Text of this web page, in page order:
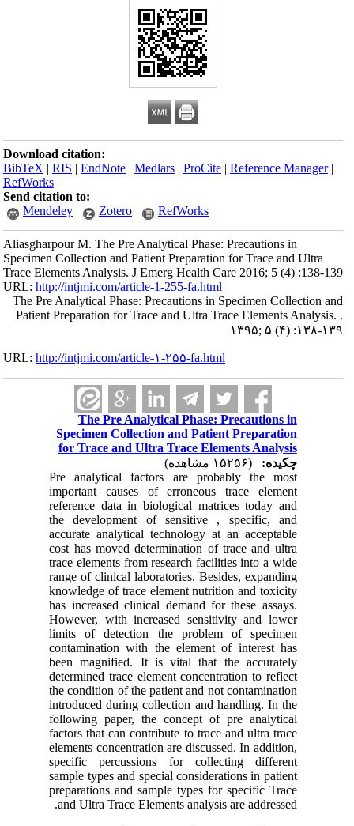
Download citation:
BibTeX |RIS |EndNote |Medlars |ProCite |Reference Manager
RefWorks
Send citation to:
Mendeley
Zotero RefWorks
Aliasgharpour M. The Pre Analytical Phase: Precautions in
Specimen Collection and Patient Preparation for Trace and Ultra
Trace Elements Analysis. J Emerg Health Care 2016; 5 (4) :138-139
URL:http://intjmi.com/article-1-255-fa.html
The Pre Analytical Phase: Precautions in Specimen Collection and
Patient Preparation for Trace and Ultra Trace Elements Analysis. .
۱۳۹۵; ۵ (۴) :۱۳۸-۱۳۹
URL:http://intjmi.com/article-۱-۲۵۵-fa.html
The Pre Analytical Phase: Precautions in
Specimen Collection and Patient Preparation
for Trace and Ultra Trace Elements Analysis
چکیده:
Pre analytical factors are probably the most
important causes of erroneous trace element
reference data in biological matrices today and
the development of sensitive , specific, and
accurate analytical technology at an acceptable
cost has moved determination of trace and ultra
trace elements from research facilities into a wide
range of clinical laboratories. Besides, expanding
knowledge of trace element nutrition and toxicity
has increased clinical demand for these assays.
However, with increased sensitivity and lower
limits of detection the problem of specimen
contamination with the element of interest has
been magnified. It is vital that the accurately
determined trace element concentration to reflect
the condition of the patient and not contamination
introduced during collection and handling. In the
following paper, the concept of pre analytical
factors that can contribute to trace and ultra trace
elements concentration are discussed. In addition,
specific percussions for collecting different
sample types and special considerations in patient
preparations and sample types for specific Trace
and Ultra Trace Elements analysis are addressed.